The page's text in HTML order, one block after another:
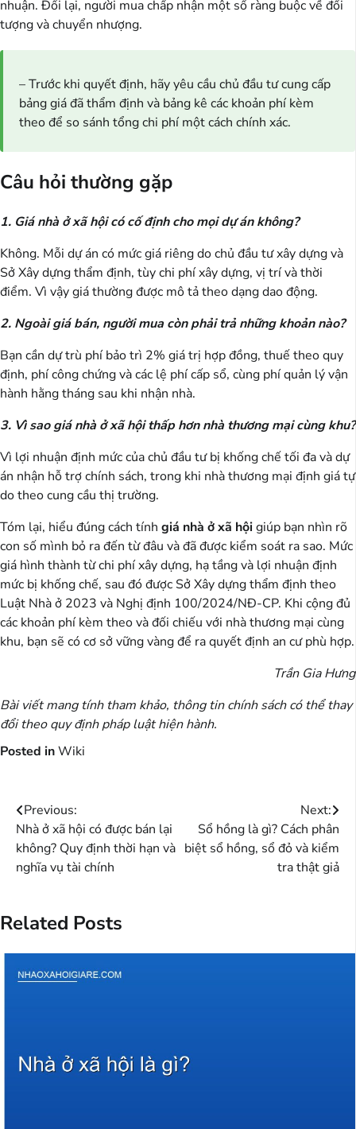
nhuận. Đổi lại, người mua chấp nhận một số ràng buộc về đối
tượng và chuyển nhượng.
– Trước khi quyết định, hãy yêu cầu chủ đầu tư cung cấp
bảng giá đã thẩm định và bảng kê các khoản phí kèm
theo để so sánh tổng chi phí một cách chính xác.
Câu hỏi thường gặp
1. Giá nhà ở xã hội có cố định cho mọi dự án không?
Không. Mỗi dự án có mức giá riêng do chủ đầu tư xây dựng và
Sở Xây dựng thẩm định, tùy chi phí xây dựng, vị trí và thời
điểm. Vì vậy giá thường được mô tả theo dạng dao động.
2. Ngoài giá bán, người mua còn phải trả những khoản nào?
Bạn cần dự trù phí bảo trì 2% giá trị hợp đồng, thuế theo quy
định, phí công chứng và các lệ phí cấp sổ, cùng phí quản lý vận
hành hằng tháng sau khi nhận nhà.
3. Vì sao giá nhà ở xã hội thấp hơn nhà thương mại cùng khu?
Vì lợi nhuận định mức của chủ đầu tư bị khống chế tối đa và dự
án nhận hỗ trợ chính sách, trong khi nhà thương mại định giá tự
do theo cung cầu thị trường.
Tóm lại, hiểu đúng cách tính giá nhà ở xã hộigiúp bạn nhìn rõ
con số mình bỏ ra đến từ đâu và đã được kiểm soát ra sao. Mức
giá hình thành từ chi phí xây dựng, hạ tầng và lợi nhuận định
mức bị khống chế, sau đó được Sở Xây dựng thẩm định theo
Luật Nhà ở 2023 và Nghị định 100/2024/NĐ-CP. Khi cộng đủ
các khoản phí kèm theo và đối chiếu với nhà thương mại cùng
khu, bạn sẽ có cơ sở vững vàng để ra quyết định an cư phù hợp.
Trần Gia Hưng
Bài viết mang tính tham khảo, thông tin chính sách có thể thay
đổi theo quy định pháp luật hiện hành.
Posted inWiki
Điều
hướng
bài
Previous:
Nhà ở xã hội có được bán lại
không? Quy định thời hạn và
nghĩa vụ tài chính
Next:
Sổ hồng là gì? Cách phân
biệt sổ hồng, sổ đỏ và kiểm
tra thật giả
Related Posts